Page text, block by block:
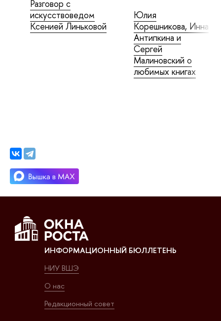
Разговор с
искусствоведом
Ксенией Линьковой
Юлия
Корешникова, Инна
Антипкина и
Сергей
Малиновский о
любимых книгах
ИНФОРМАЦИОННЫЙ БЮЛЛЕТЕНЬ
НИУ ВШЭ
О нас
Редакционный совет